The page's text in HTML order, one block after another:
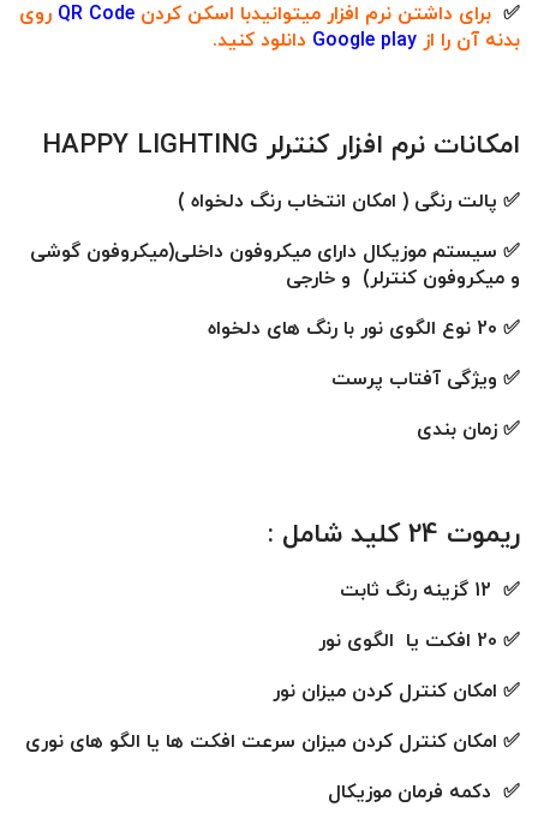
✅ برای داشتن نرم افزار میتوانیدبا اسکن کردن QR Code روی
بدنه آن را از Google play دانلود کنید.
امکانات نرم افزار کنترلر HAPPY LIGHTING
✅ پالت رنگی ( امکان انتخاب رنگ دلخواه )
✅ سیستم موزیکال دارای میکروفون داخلی(میکروفون گوشی
و میکروفون کنترلر) و خارجی
✅ 20 نوع الگوی نور با رنگ های دلخواه
✅ ویژگی آفتاب پرست
✅ زمان بندی
ریموت 24 کلید شامل :
✅ 12 گزینه رنگ ثابت
✅ 20 افکت یا الگوی نور
✅ امکان کنترل کردن میزان نور
✅ امکان کنترل کردن میزان سرعت افکت ها یا الگو های نوری
✅ دکمه فرمان موزیکال